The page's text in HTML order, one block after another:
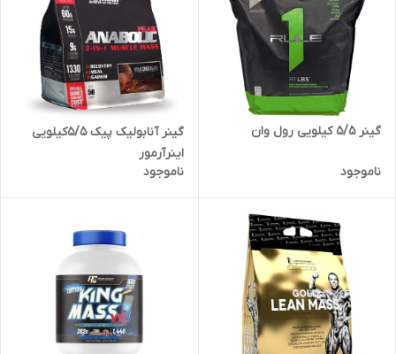
گینر ۵/۵ کیلویی رول وان
ناموجود
گینر آنابولیک پیک ۵/۵کیلویی
اینرآرمور
ناموجود